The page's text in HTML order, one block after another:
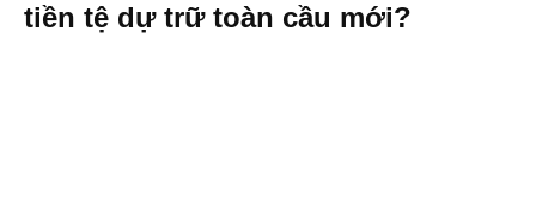
tiền tệ dự trữ toàn cầu mới?